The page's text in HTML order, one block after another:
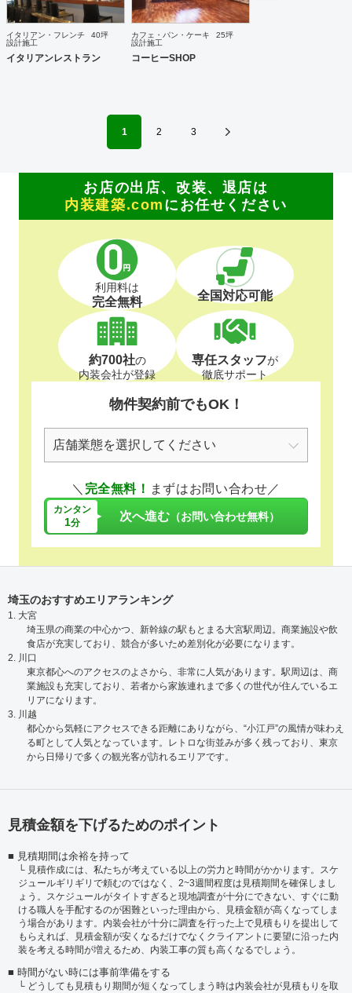
イタリアン・フレンチ
40坪
設計施工
イタリアンレストラン
カフェ・パン・ケーキ
25坪
設計施工
コーヒーSHOP
1 2 3
お店の出店、改装、退店は
内装建築.com にお任せください
利用料は
完全無料 全国対応可能
約700社の
内装会社が登録
専任スタッフが
徹底サポート
物件契約前でもOK！
＼ 完全無料！ まずはお問い合わせ／
カンタン
1分 次へ進む （お問い合わせ無料）
埼玉のおすすめエリアランキング
1. 大宮
埼玉県の商業の中心かつ、新幹線の駅もとまる大宮駅周辺。商業施設や飲
食店が充実しており、競合が多いため差別化が必要になります。
2. 川口
東京都心へのアクセスのよさから、非常に人気があります。駅周辺は、商
業施設も充実しており、若者から家族連れまで多くの世代が住んでいるエ
リアになります。
3. 川越
都心から気軽にアクセスできる距離にありながら、“小江戸”の風情が味わえ
る町として人気となっています。レトロな街並みが多く残っており、東京
から日帰りで多くの観光客が訪れるエリアです。
見積金額を下げるためのポイント
見積期間は余裕を持って
見積作成には、私たちが考えている以上の労力と時間がかかります。スケ
ジュールギリギリで頼むのではなく、2~3週間程度は見積期間を確保しまし
ょう。スケジュールがタイトすぎると現地調査が十分にできない、すぐに動
ける職人を手配するのが困難といった理由から、見積金額が高くなってしま
う場合があります。内装会社が十分に調査を行った上で見積もりを提出して
もらえれば、見積金額が安くなるだけでなくクライアントに要望に沿った内
装を考える時間が増えるため、内装工事の質も高くなるでしょう。
時間がない時には事前準備をする
どうしても見積もり期間が短くなってしまう時は内装会社が見積もりを取